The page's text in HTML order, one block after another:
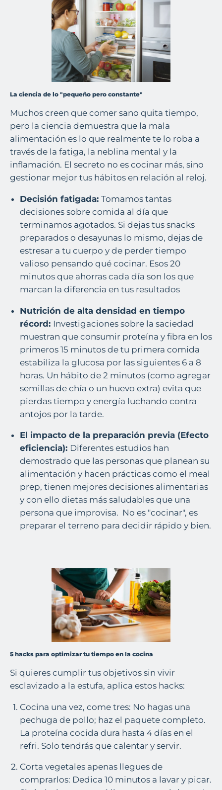
La ciencia de lo "pequeño pero constante"
Muchos creen que comer sano quita tiempo,
pero la ciencia demuestra que la mala
alimentación es lo que realmente te lo roba a
través de la fatiga, la neblina mental y la
inflamación. El secreto no es cocinar más, sino
gestionar mejor tus hábitos en relación al reloj.
Decisión fatigada: Tomamos tantas
decisiones sobre comida al día que
terminamos agotados. Si dejas tus snacks
preparados o desayunas lo mismo, dejas de
estresar a tu cuerpo y de perder tiempo
valioso pensando qué cocinar. Esos 20
minutos que ahorras cada día son los que
marcan la diferencia en tus resultados
Nutrición de alta densidad en tiempo
récord: Investigaciones sobre la saciedad
muestran que consumir proteína y fibra en los
primeros 15 minutos de tu primera comida
estabiliza la glucosa por las siguientes 6 a 8
horas. Un hábito de 2 minutos (como agregar
semillas de chía o un huevo extra) evita que
pierdas tiempo y energía luchando contra
antojos por la tarde.
El impacto de la preparación previa (Efecto
eficiencia): Diferentes estudios han
demostrado que las personas que planean su
alimentación y hacen prácticas como el meal
prep, tienen mejores decisiones alimentarias
y con ello dietas más saludables que una
persona que improvisa. No es "cocinar", es
preparar el terreno para decidir rápido y bien.
5 hacks para optimizar tu tiempo en la cocina
Si quieres cumplir tus objetivos sin vivir
esclavizado a la estufa, aplica estos hacks:
Cocina una vez, come tres: No hagas una
pechuga de pollo; haz el paquete completo.
La proteína cocida dura hasta 4 días en el
refri. Solo tendrás que calentar y servir.
Corta vegetales apenas llegues de
comprarlos: Dedica 10 minutos a lavar y picar.